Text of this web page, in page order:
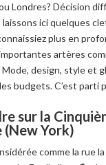
Londres? Décision
ici quelques
plus en
artères
Mode, design, style et
budgets. C’est parti
sur la
(New York)
commela rue